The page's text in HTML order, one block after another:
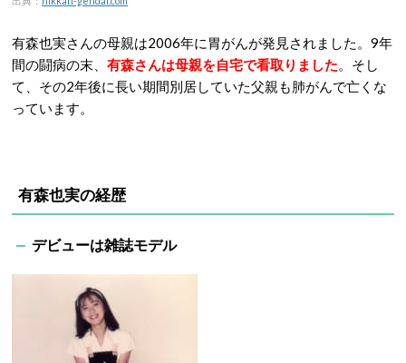
有森也実さんの母親は2006年に胃がんが発見されました。9年
間の闘病の末、 有森さんは母親を自宅で看取りました 。そし
て、その2年後に長い期間別居していた父親も肺がんで亡くな
っています。
有森也実の経歴
デビューは雑誌モデル